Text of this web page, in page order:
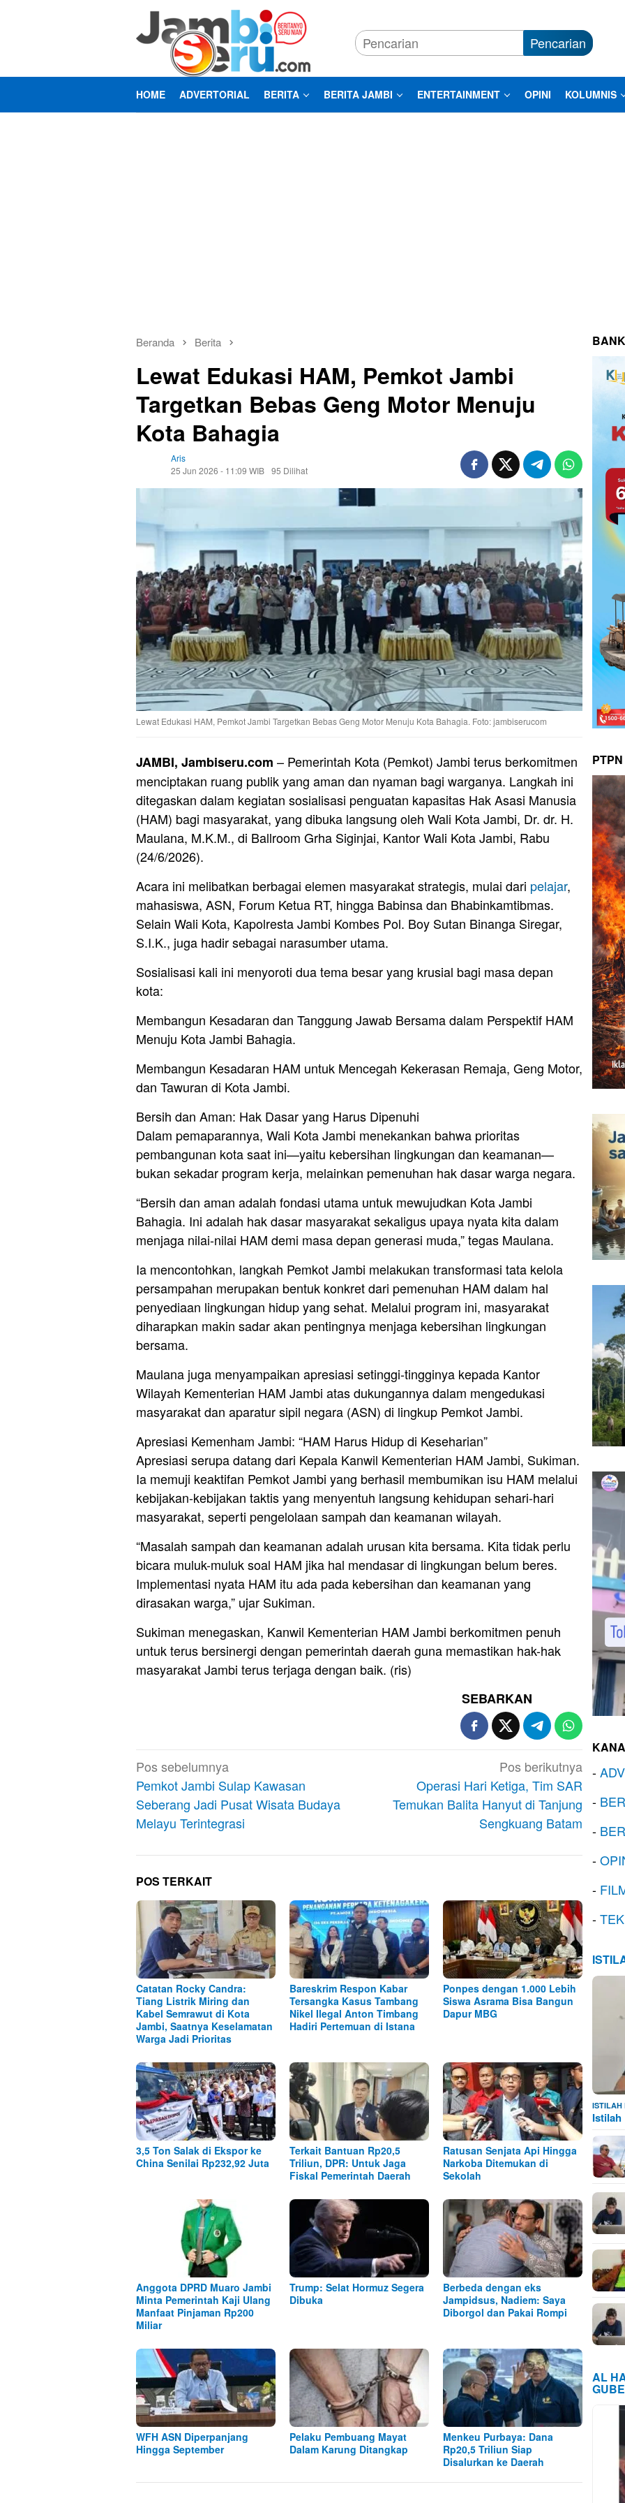
Pencarian
HOME ADVERTORIAL BERITA BERITA JAMBI ENTERTAINMENT OPINI KOLUMNIS
Beranda Berita
Lewat Edukasi HAM, Pemkot Jambi
Targetkan Bebas Geng Motor Menuju
Kota Bahagia
Aris
25 Jun 2026 - 11:09 WIB 95 Dilihat
Lewat Edukasi HAM, Pemkot Jambi Targetkan Bebas Geng Motor Menuju Kota Bahagia. Foto: jambiserucom
JAMBI, Jambiseru.com – Pemerintah Kota (Pemkot) Jambi terus berkomitmen
menciptakan ruang publik yang aman dan nyaman bagi warganya. Langkah ini
ditegaskan dalam kegiatan sosialisasi penguatan kapasitas Hak Asasi Manusia
(HAM) bagi masyarakat, yang dibuka langsung oleh Wali Kota Jambi, Dr. dr. H.
Maulana, M.K.M., di Ballroom Grha Siginjai, Kantor Wali Kota Jambi, Rabu
(24/6/2026).
Acara ini melibatkan berbagai elemen masyarakat strategis, mulai dari pelajar,
mahasiswa, ASN, Forum Ketua RT, hingga Babinsa dan Bhabinkamtibmas.
Selain Wali Kota, Kapolresta Jambi Kombes Pol. Boy Sutan Binanga Siregar,
S.I.K., juga hadir sebagai narasumber utama.
Sosialisasi kali ini menyoroti dua tema besar yang krusial bagi masa depan
kota:
Membangun Kesadaran dan Tanggung Jawab Bersama dalam Perspektif HAM
Menuju Kota Jambi Bahagia.
Membangun Kesadaran HAM untuk Mencegah Kekerasan Remaja, Geng Motor,
dan Tawuran di Kota Jambi.
Bersih dan Aman: Hak Dasar yang Harus Dipenuhi
Dalam pemaparannya, Wali Kota Jambi menekankan bahwa prioritas
pembangunan kota saat ini—yaitu kebersihan lingkungan dan keamanan—
bukan sekadar program kerja, melainkan pemenuhan hak dasar warga negara.
“Bersih dan aman adalah fondasi utama untuk mewujudkan Kota Jambi
Bahagia. Ini adalah hak dasar masyarakat sekaligus upaya nyata kita dalam
menjaga nilai-nilai HAM demi masa depan generasi muda,” tegas Maulana.
Ia mencontohkan, langkah Pemkot Jambi melakukan transformasi tata kelola
persampahan merupakan bentuk konkret dari pemenuhan HAM dalam hal
penyediaan lingkungan hidup yang sehat. Melalui program ini, masyarakat
diharapkan makin sadar akan pentingnya menjaga kebersihan lingkungan
bersama.
Maulana juga menyampaikan apresiasi setinggi-tingginya kepada Kantor
Wilayah Kementerian HAM Jambi atas dukungannya dalam mengedukasi
masyarakat dan aparatur sipil negara (ASN) di lingkup Pemkot Jambi.
Apresiasi Kemenham Jambi: “HAM Harus Hidup di Keseharian”
Apresiasi serupa datang dari Kepala Kanwil Kementerian HAM Jambi, Sukiman.
Ia memuji keaktifan Pemkot Jambi yang berhasil membumikan isu HAM melalui
kebijakan-kebijakan taktis yang menyentuh langsung kehidupan sehari-hari
masyarakat, seperti pengelolaan sampah dan keamanan wilayah.
“Masalah sampah dan keamanan adalah urusan kita bersama. Kita tidak perlu
bicara muluk-muluk soal HAM jika hal mendasar di lingkungan belum beres.
Implementasi nyata HAM itu ada pada kebersihan dan keamanan yang
dirasakan warga,” ujar Sukiman.
Sukiman menegaskan, Kanwil Kementerian HAM Jambi berkomitmen penuh
untuk terus bersinergi dengan pemerintah daerah guna memastikan hak-hak
masyarakat Jambi terus terjaga dengan baik. (ris)
SEBARKAN
Navigasi
pos
Pos sebelumnya
Pemkot Jambi Sulap Kawasan
Seberang Jadi Pusat Wisata Budaya
Melayu Terintegrasi
Pos berikutnya
Operasi Hari Ketiga, Tim SAR
Temukan Balita Hanyut di Tanjung
Sengkuang Batam
POS TERKAIT
Catatan Rocky Candra:
Tiang Listrik Miring dan
Kabel Semrawut di Kota
Jambi, Saatnya Keselamatan
Warga Jadi Prioritas
Bareskrim Respon Kabar
Tersangka Kasus Tambang
Nikel Ilegal Anton Timbang
Hadiri Pertemuan di Istana
Ponpes dengan 1.000 Lebih
Siswa Asrama Bisa Bangun
Dapur MBG
3,5 Ton Salak di Ekspor ke
China Senilai Rp232,92 Juta
Terkait Bantuan Rp20,5
Triliun, DPR: Untuk Jaga
Fiskal Pemerintah Daerah
Ratusan Senjata Api Hingga
Narkoba Ditemukan di
Sekolah
Anggota DPRD Muaro Jambi
Minta Pemerintah Kaji Ulang
Manfaat Pinjaman Rp200
Miliar
Trump: Selat Hormuz Segera
Dibuka
Berbeda dengan eks
Jampidsus, Nadiem: Saya
Diborgol dan Pakai Rompi
WFH ASN Diperpanjang
Hingga September
Pelaku Pembuang Mayat
Dalam Karung Ditangkap
Menkeu Purbaya: Dana
Rp20,5 Triliun Siap
Disalurkan ke Daerah
-
-
-
-
-
-
ISTILAH
Istilah
AL